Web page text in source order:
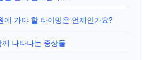
에 가야 할 타이밍은 언제인가요?
께 나타나는 증상들